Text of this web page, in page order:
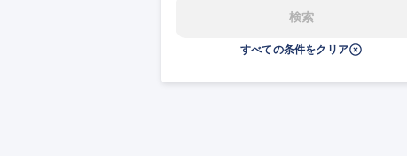
検索
すべての条件をクリア